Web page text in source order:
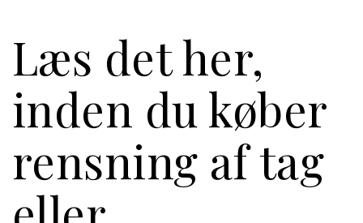
Læs det her,
inden du køber
rensning af tag